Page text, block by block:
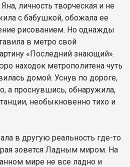
личность творческая и не
с бабушкой, обожала ее
рисованием. Но однажды
в метро свой
«Последний знающий».
находок метрополитена чуть
домой. Уснув по дороге,
а проснувшись, обнаружила,
необыкновенно тихо и
в другую реальность где-то
зовется Ладным миром. На
мире не все ладно и